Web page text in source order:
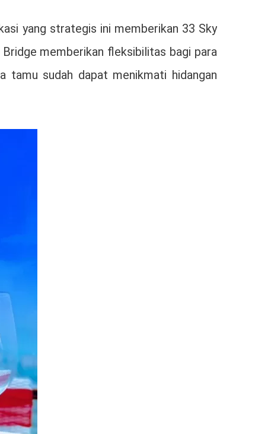
yang strategis ini memberikan 33 Sky
memberikan fleksibilitas bagi para
tamu sudah dapat menikmati hidangan